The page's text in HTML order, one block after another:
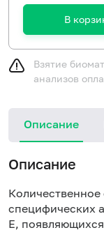
В
Взятие
анализов
Описание
Описание
специфических
E,